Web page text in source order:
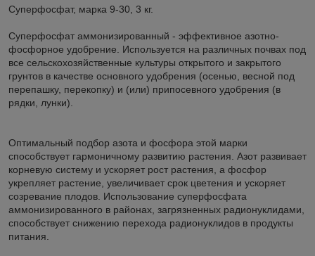
Суперфосфат, марка 9-30, 3 кг.
Суперфосфат аммонизированный - эффективное азотно-
фосфорное удобрение. Используется на различных почвах под
все сельскохозяйственные культуры открытого и закрытого
грунтов в качестве основного удобрения (осенью, весной под
перепашку, перекопку) и (или) припосевного удобрения (в
рядки, лунки).
Оптимальный подбор азота и фосфора этой марки
способствует гармоничному развитию растения. Азот развивает
корневую систему и ускоряет рост растения, а фосфор
укрепляет растение, увеличивает срок цветения и ускоряет
созревание плодов. Использование суперфосфата
аммонизированного в районах, загрязненных радионуклидами,
способствует снижению перехода радионуклидов в продукты
питания.